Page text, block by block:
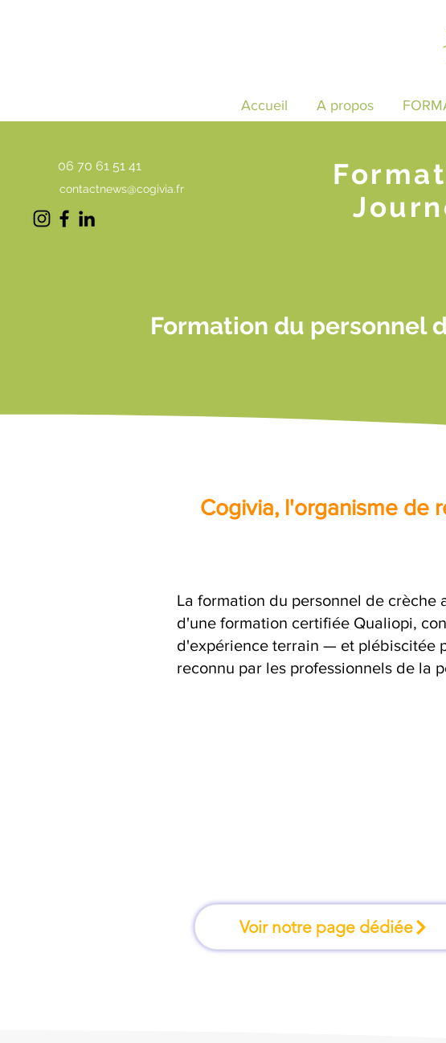
Accueil A propos
06 70 61 51 41
contactnews@cogivia.fr
Formation du personnel
Cogivia, l'organisme de
La formation du personnel de crèche
d'une formation certifiée Qualiopi,
d'expérience terrain — et plébiscitée
reconnu par les professionnels de la
Voir notre page dédiée